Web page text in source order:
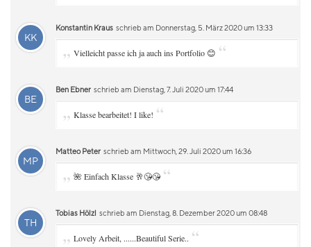
KK
Konstantin Kraus schrieb am Donnerstag, 5. März 2020 um 13:33
„ Vielleicht passe ich ja auch ins Portfolio 😊 “
BE
Ben Ebner schrieb am Dienstag, 7. Juli 2020 um 17:44
„ Klasse bearbeitet! I like! “
MP
Matteo Peter schrieb am Mittwoch, 29. Juli 2020 um 16:36
„ 🌺 Einfach Klasse 🥂😘😘 “
TH
Tobias Hölzl schrieb am Dienstag, 8. Dezember 2020 um 08:48
„ Lovely Arbeit, ......Beautiful Serie.. “